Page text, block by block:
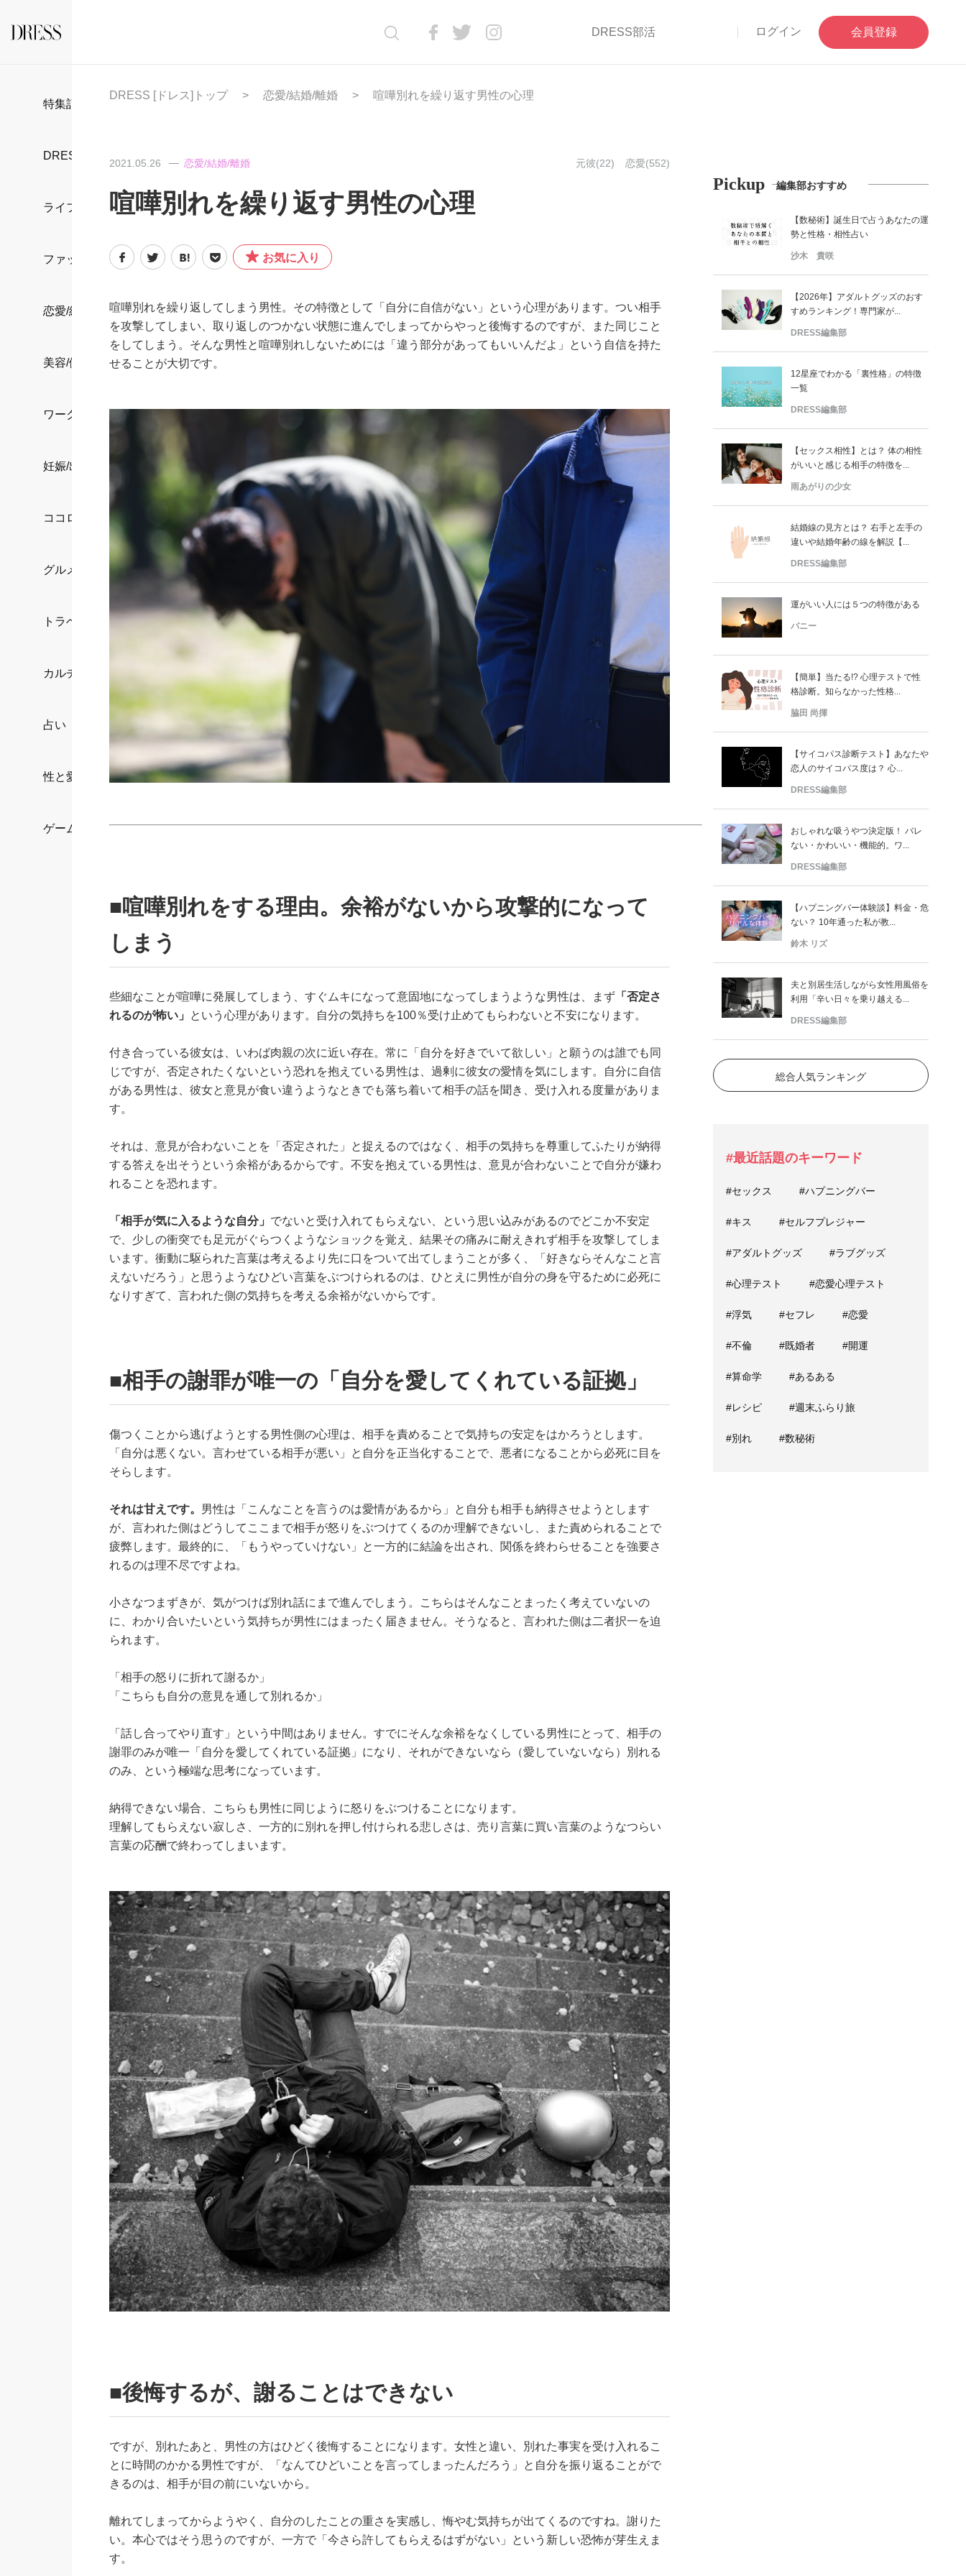
DRESS部活 ログイン 会員登録
特集記事
DRESS部活
ライフスタイル
ファッション
恋愛/結婚/離婚
美容/健康
ワークスタイル
妊娠/出産/家族
ココロ/カラダ
グルメ
トラベル
カルチャー/エンタメ
占い
性と愛
ゲーム
DRESS [ドレス]トップ 恋愛/結婚/離婚 喧嘩別れを繰り返す男性の心理
2021.05.26 恋愛/結婚/離婚 元彼(22) 恋愛(552)
喧嘩別れを繰り返す男性の心理
お気に入り
喧嘩別れを繰り返してしまう男性。その特徴として「自分に自信がない」という心理があります。つい相手
を攻撃してしまい、取り返しのつかない状態に進んでしまってからやっと後悔するのですが、また同じこと
をしてしまう。そんな男性と喧嘩別れしないためには「違う部分があってもいいんだよ」という自信を持た
せることが大切です。
■喧嘩別れをする理由。余裕がないから攻撃的になって
しまう
些細なことが喧嘩に発展してしまう、すぐムキになって意固地になってしまうような男性は、まず 「否定さ
れるのが怖い」
という心理があります。自分の気持ちを100％受け止めてもらわないと不安になります。
付き合っている彼女は、いわば肉親の次に近い存在。常に「自分を好きでいて欲しい」と願うのは誰でも同
じですが、否定されたくないという恐れを抱えている男性は、過剰に彼女の愛情を気にします。自分に自信
がある男性は、彼女と意見が食い違うようなときでも落ち着いて相手の話を聞き、受け入れる度量がありま
す。
それは、意見が合わないことを「否定された」と捉えるのではなく、相手の気持ちを尊重してふたりが納得
する答えを出そうという余裕があるからです。不安を抱えている男性は、意見が合わないことで自分が嫌わ
れることを恐れます。
「相手が気に入るような自分」 でないと受け入れてもらえない、という思い込みがあるのでどこか不安定
で、少しの衝突でも足元がぐらつくようなショックを覚え、結果その痛みに耐えきれず相手を攻撃してしま
います。衝動に駆られた言葉は考えるより先に口をついて出てしまうことが多く、「好きならそんなこと言
えないだろう」と思うようなひどい言葉をぶつけられるのは、ひとえに男性が自分の身を守るために必死に
なりすぎて、言われた側の気持ちを考える余裕がないからです。
■相手の謝罪が唯一の「自分を愛してくれている証拠」
傷つくことから逃げようとする男性側の心理は、相手を責めることで気持ちの安定をはかろうとします。
「自分は悪くない。言わせている相手が悪い」と自分を正当化することで、悪者になることから必死に目を
そらします。
それは甘えです。 男性は「こんなことを言うのは愛情があるから」と自分も相手も納得させようとします
が、言われた側はどうしてここまで相手が怒りをぶつけてくるのか理解できないし、また責められることで
疲弊します。最終的に、「もうやっていけない」と一方的に結論を出され、関係を終わらせることを強要さ
れるのは理不尽ですよね。
小さなつまずきが、気がつけば別れ話にまで進んでしまう。こちらはそんなことまったく考えていないの
に、わかり合いたいという気持ちが男性にはまったく届きません。そうなると、言われた側は二者択一を迫
られます。
「相手の怒りに折れて謝るか」
「こちらも自分の意見を通して別れるか」
「話し合ってやり直す」という中間はありません。すでにそんな余裕をなくしている男性にとって、相手の
謝罪のみが唯一「自分を愛してくれている証拠」になり、それができないなら（愛していないなら）別れる
のみ、という極端な思考になっています。
納得できない場合、こちらも男性に同じように怒りをぶつけることになります。
理解してもらえない寂しさ、一方的に別れを押し付けられる悲しさは、売り言葉に買い言葉のようなつらい
言葉の応酬で終わってしまいます。
■後悔するが、謝ることはできない
ですが、別れたあと、男性の方はひどく後悔することになります。女性と違い、別れた事実を受け入れるこ
とに時間のかかる男性ですが、「なんてひどいことを言ってしまったんだろう」と自分を振り返ることがで
きるのは、相手が目の前にいないから。
離れてしまってからようやく、自分のしたことの重さを実感し、悔やむ気持ちが出てくるのですね。謝りた
い。本心ではそう思うのですが、一方で「今さら許してもらえるはずがない」という新しい恐怖が芽生えま
す。
Pickup 編集部おすすめ
【数秘術】誕生日で占うあなたの運
勢と性格・相性占い
沙木 貴咲
【2026年】アダルトグッズのおす
すめランキング！専門家が...
DRESS編集部
12星座でわかる「裏性格」の特徴
一覧
DRESS編集部
【セックス相性】とは？ 体の相性
がいいと感じる相手の特徴を...
雨あがりの少女
結婚線の見方とは？ 右手と左手の
違いや結婚年齢の線を解説【...
DRESS編集部
運がいい人には５つの特徴がある
バニー
【簡単】当たる!? 心理テストで性
格診断。知らなかった性格...
脇田 尚揮
【サイコパス診断テスト】あなたや
恋人のサイコパス度は？ 心...
DRESS編集部
おしゃれな吸うやつ決定版！ バレ
ない・かわいい・機能的。ワ...
DRESS編集部
【ハプニングバー体験談】料金・危
ない？ 10年通った私が教...
鈴木 リズ
夫と別居生活しながら女性用風俗を
利用「辛い日々を乗り越える...
DRESS編集部
総合人気ランキング
#最近話題のキーワード
#セックス #ハプニングバー
#キス #セルフプレジャー
#アダルトグッズ #ラブグッズ
#心理テスト #恋愛心理テスト
#浮気 #セフレ #恋愛
#不倫 #既婚者 #開運
#算命学 #あるある
#レシピ #週末ふらり旅
#別れ #数秘術